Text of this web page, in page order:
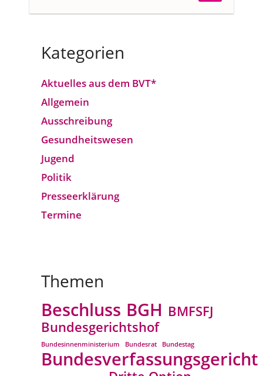
Kategorien
Aktuelles aus dem BVT*
Allgemein
Ausschreibung
Gesundheitswesen
Jugend
Politik
Presseerklärung
Termine
Themen
Beschluss BGH BMFSFJ
Bundesgerichtshof
Bundesinnenministerium Bundesrat Bundestag
Bundesverfassungsgericht